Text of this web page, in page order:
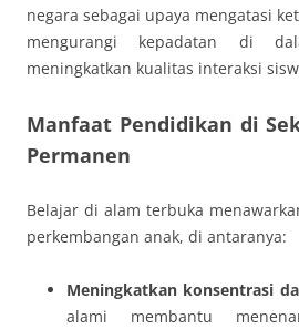
negara sebagai upaya mengatasi
mengurangi kepadatan di
meningkatkan kualitas interaksi
Manfaat Pendidikan di
Permanen
Belajar di alam terbuka
perkembangan anak, di antaranya:
Meningkatkan konsentrasi
alami membantu